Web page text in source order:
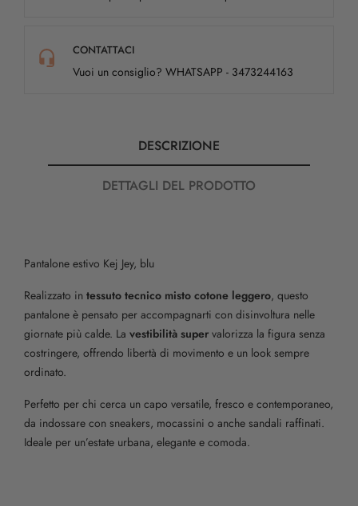
CONTATTACI
Vuoi un consiglio? WHATSAPP - 3473244163
DESCRIZIONE
DETTAGLI DEL PRODOTTO
Pantalone estivo Kej Jey, blu
Realizzato in tessuto tecnico misto cotone leggero, questo
pantalone è pensato per accompagnarti con disinvoltura nelle
giornate più calde. La vestibilità super valorizza la figura senza
costringere, offrendo libertà di movimento e un look sempre
ordinato.
Perfetto per chi cerca un capo versatile, fresco e contemporaneo,
da indossare con sneakers, mocassini o anche sandali raffinati.
Ideale per un’estate urbana, elegante e comoda.